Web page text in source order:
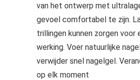
van het ontwerp met
gevoel comfortabel te zijn.
trillingen kunnen zorgen voor
werking. Voer natuurlijke
verwijder snel nagelgel.
op elk moment